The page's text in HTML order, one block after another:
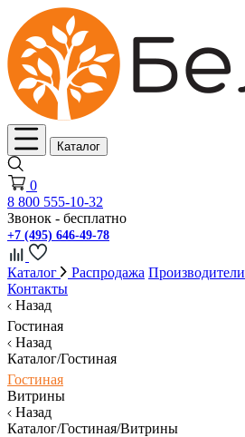
Каталог
0
8 800 555-10-32
Звонок - бесплатно
+7 (495) 646-49-78
Каталог Распродажа Производители
Контакты
Назад
Гостиная
Назад
Каталог/Гостиная
Гостиная
Витрины
Назад
Каталог/Гостиная/Витрины